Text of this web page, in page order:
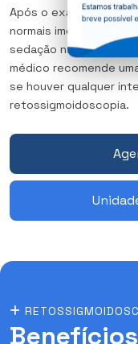
Após o exame, o
normais
sedação na maioria
médico recomende
se houver qualquer
retossigmoidoscopia.